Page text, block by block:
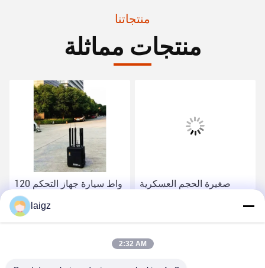
منتجاتنا
منتجات مماثلة
120 واط سيارة جهاز التحكم
عن بعد جهاز تشويش ، 100M
عالية تشويش موبايل المدى
صغيرة الحجم العسكرية
لاسلكية
laigz
2:32 AM